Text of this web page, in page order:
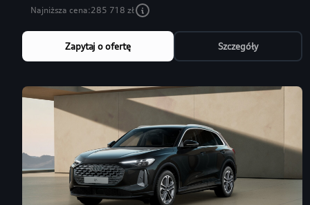
Najniższa cena:285 718 zł
Zapytaj o ofertę Szczegóły